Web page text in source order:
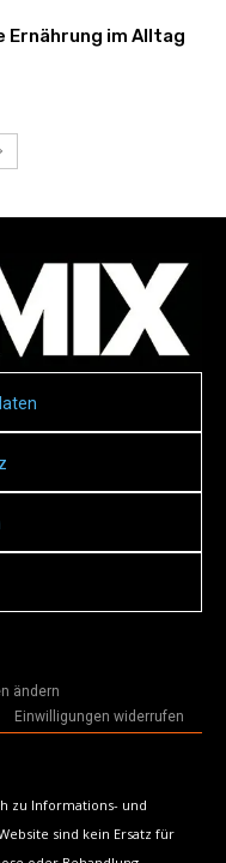
Ernährung im Alltag
ändern
Einwilligungen widerrufen
zu Informations- und
sind kein Ersatz für